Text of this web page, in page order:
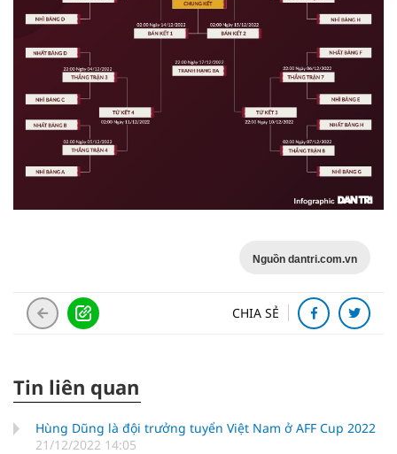
Nguồn dantri.com.vn
CHIA SẺ
Tin liên quan
Hùng Dũng là đội trưởng tuyển Việt Nam ở AFF Cup 2022
21/12/2022 14:05